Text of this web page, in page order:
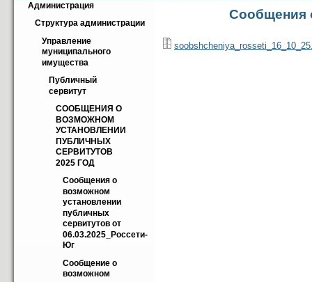
Администрация
Структура администрации
Управление
муниципального
имущества
Публичный
сервитут
СООБЩЕНИЯ О
ВОЗМОЖНОМ
УСТАНОВЛЕНИИ
ПУБЛИЧНЫХ
СЕРВИТУТОВ
2025 ГОД
Cообщения о
возможном
установлении
публичных
сервитутов от
06.03.2025_Россети-
Юг
Сообщение о
возможном
Сообщения